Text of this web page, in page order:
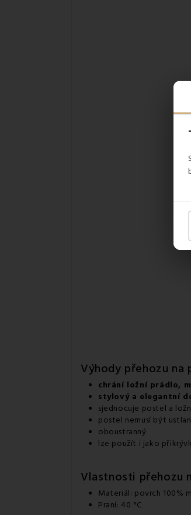
Výhody přehozu na
chrání ložní prádlo,
stylový a elegantní
sjednocuje postel a
postel nemusí být
oboustranný
lze použít i jako
Vlastnosti přehozu
Materiál: povrch 100%
Praní: 40 °C